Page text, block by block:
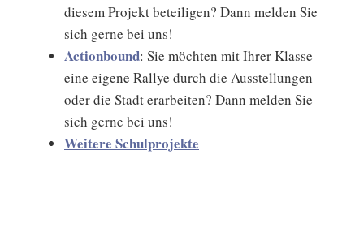
diesem Projekt beteiligen? Dann melden Sie
sich gerne bei uns!
Actionbound: Sie möchten mit Ihrer Klasse
eine eigene Rallye durch die Ausstellungen
oder die Stadt erarbeiten? Dann melden Sie
sich gerne bei uns!
Weitere Schulprojekte